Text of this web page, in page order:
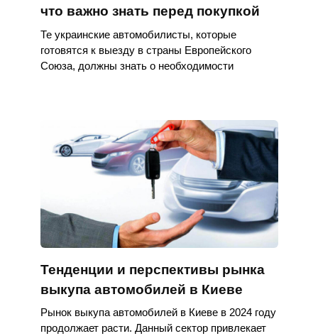
что важно знать перед покупкой
Те украинские автомобилисты, которые
готовятся к выезду в страны Европейского
Союза, должны знать о необходимости
Тенденции и перспективы рынка
выкупа автомобилей в Киеве
Рынок выкупа автомобилей в Киеве в 2024 году
продолжает расти. Данный сектор привлекает